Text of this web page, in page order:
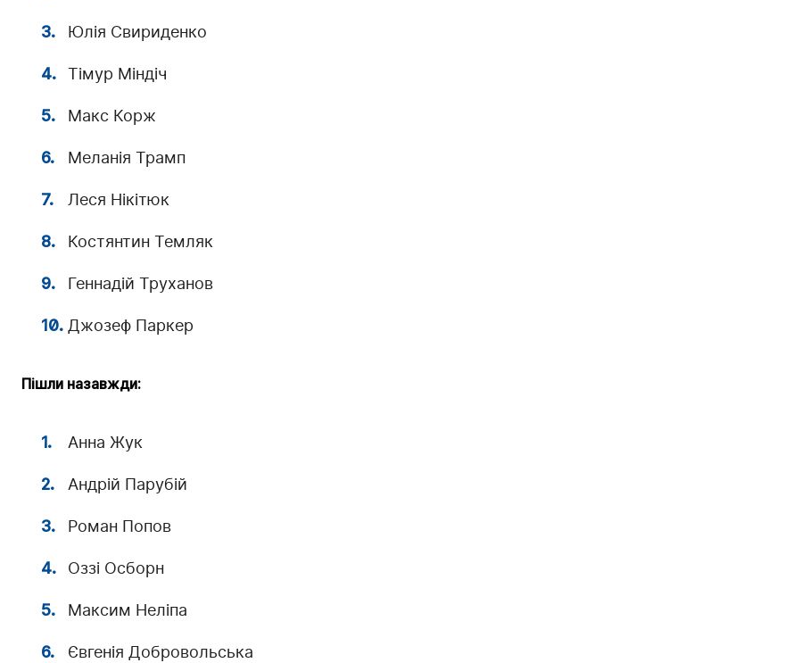
Юлія Свириденко
Тімур Міндіч
Макс Корж
Меланія Трамп
Леся Нікітюк
Костянтин Темляк
Геннадій Труханов
Джозеф Паркер
Пішли назавжди:
Анна Жук
Андрій Парубій
Роман Попов
Оззі Осборн
Максим Неліпа
Євгенія Добровольська